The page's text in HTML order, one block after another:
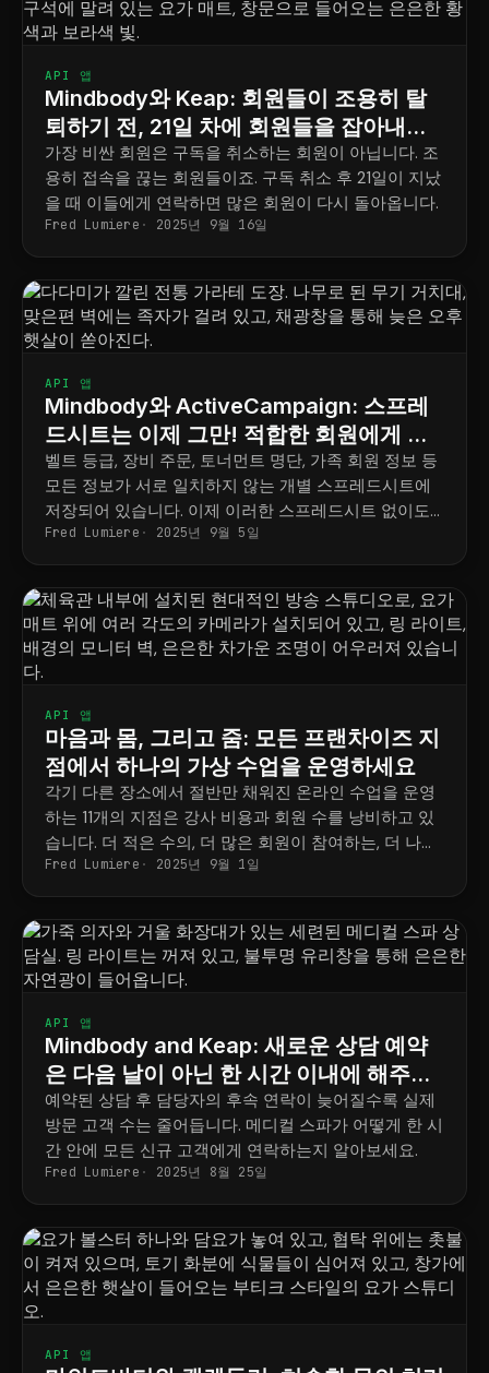
API 앱
Mindbody와 Keap: 회원들이 조용히 탈
퇴하기 전, 21일 차에 회원들을 잡아내세
요
가장 비싼 회원은 구독을 취소하는 회원이 아닙니다. 조
용히 접속을 끊는 회원들이죠. 구독 취소 후 21일이 지났
을 때 이들에게 연락하면 많은 회원이 다시 돌아옵니다.
Fred Lumiere 2025년 9월 16일
API 앱
Mindbody와 ActiveCampaign: 스프레
드시트는 이제 그만! 적합한 회원에게 이
메일을 보내세요.
벨트 등급, 장비 주문, 토너먼트 명단, 가족 회원 정보 등
모든 정보가 서로 일치하지 않는 개별 스프레드시트에
저장되어 있습니다. 이제 이러한 스프레드시트 없이도
정확하고 효과적인 회원 이메일을 발송하는 방법을 알
려드립니다.
Fred Lumiere 2025년 9월 5일
API 앱
마음과 몸, 그리고 줌: 모든 프랜차이즈 지
점에서 하나의 가상 수업을 운영하세요
각기 다른 장소에서 절반만 채워진 온라인 수업을 운영
하는 11개의 지점은 강사 비용과 회원 수를 낭비하고 있
습니다. 더 적은 수의, 더 많은 회원이 참여하는, 더 나은
공유 수업을 운영하는 방법을 소개합니다.
Fred Lumiere 2025년 9월 1일
API 앱
Mindbody and Keap: 새로운 상담 예약
은 다음 날이 아닌 한 시간 이내에 해주세
요.
예약된 상담 후 담당자의 후속 연락이 늦어질수록 실제
방문 고객 수는 줄어듭니다. 메디컬 스파가 어떻게 한 시
간 안에 모든 신규 고객에게 연락하는지 알아보세요.
Fred Lumiere 2025년 8월 25일
API 앱